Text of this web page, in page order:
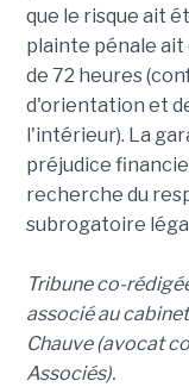
que le risque ait
plainte pénale ait
de 72 heures
d'orientation et
l'intérieur). La
préjudice
recherche du
subrogatoire
Tribune co-
associé au
Chauve (avocat
Associés).